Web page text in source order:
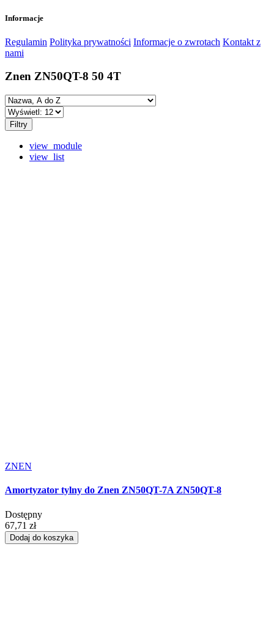
Informacje
Regulamin Polityka prywatności Informacje o zwrotach Kontakt z
nami
Znen ZN50QT-8 50 4T
Filtry
view_module
view_list
ZNEN
Amortyzator tylny do Znen ZN50QT-7A ZN50QT-8
Dostępny
67,71 zł
Dodaj do koszyka